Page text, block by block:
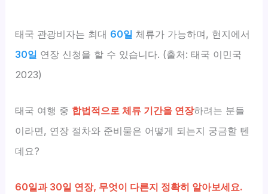
태국 관광비자는 최대 60일 체류가 가능하며, 현지에서
30일 연장 신청을 할 수 있습니다. (출처: 태국 이민국
2023)
태국 여행 중 합법적으로 체류 기간을 연장하려는 분들
이라면, 연장 절차와 준비물은 어떻게 되는지 궁금할 텐
데요?
60일과 30일 연장, 무엇이 다른지 정확히 알아보세요.